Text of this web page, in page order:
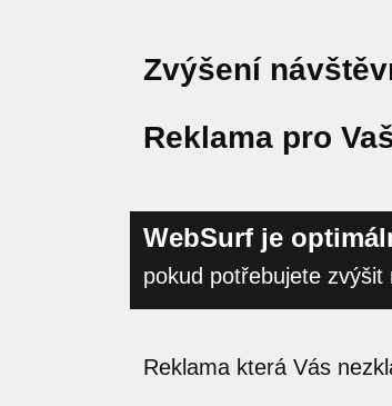
Zvýšení
Reklama pro
WebSurf je
pokud potřebujete
Reklama která Vás